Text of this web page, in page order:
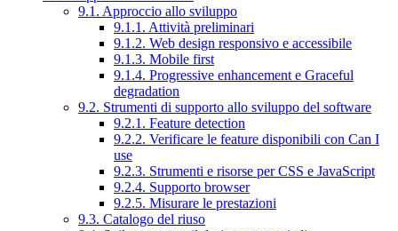
9.1. Approccio allo sviluppo
9.1.1. Attività preliminari
9.1.2. Web design responsivo e accessibile
9.1.3. Mobile first
9.1.4. Progressive enhancement e Graceful
degradation
9.2. Strumenti di supporto allo sviluppo del software
9.2.1. Feature detection
9.2.2. Verificare le feature disponibili con Can I
use
9.2.3. Strumenti e risorse per CSS e JavaScript
9.2.4. Supporto browser
9.2.5. Misurare le prestazioni
9.3. Catalogo del riuso